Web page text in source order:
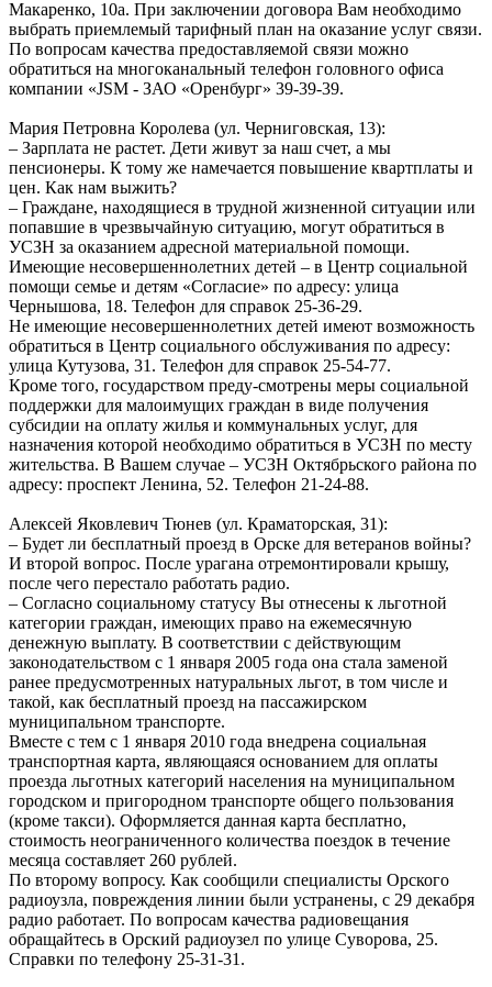
Макаренко, 10а. При заключении договора Вам необходимо
выбрать приемлемый тарифный план на оказание услуг связи.
По вопросам качества предоставляемой связи можно
обратиться на многоканальный телефон головного офиса
компании «JSM - ЗАО «Оренбург» 39-39-39.
Мария Петровна Королева (ул. Черниговская, 13):
– Зарплата не растет. Дети живут за наш счет, а мы
пенсионеры. К тому же намечается повышение квартплаты и
цен. Как нам выжить?
– Граждане, находящиеся в трудной жизненной ситуации или
попавшие в чрезвычайную ситуацию, могут обратиться в
УСЗН за оказанием адресной материальной помощи.
Имеющие несовершеннолетних детей – в Центр социальной
помощи семье и детям «Согласие» по адресу: улица
Чернышова, 18. Телефон для справок 25-36-29.
Не имеющие несовершеннолетних детей имеют возможность
обратиться в Центр социального обслуживания по адресу:
улица Кутузова, 31. Телефон для справок 25-54-77.
Кроме того, государством преду-смотрены меры социальной
поддержки для малоимущих граждан в виде получения
субсидии на оплату жилья и коммунальных услуг, для
назначения которой необходимо обратиться в УСЗН по месту
жительства. В Вашем случае – УСЗН Октябрьского района по
адресу: проспект Ленина, 52. Телефон 21-24-88.
Алексей Яковлевич Тюнев (ул. Краматорская, 31):
– Будет ли бесплатный проезд в Орске для ветеранов войны?
И второй вопрос. После урагана отремонтировали крышу,
после чего перестало работать радио.
– Согласно социальному статусу Вы отнесены к льготной
категории граждан, имеющих право на ежемесячную
денежную выплату. В соответствии с действующим
законодательством с 1 января 2005 года она стала заменой
ранее предусмотренных натуральных льгот, в том числе и
такой, как бесплатный проезд на пассажирском
муниципальном транспорте.
Вместе с тем с 1 января 2010 года внедрена социальная
транспортная карта, являющаяся основанием для оплаты
проезда льготных категорий населения на муниципальном
городском и пригородном транспорте общего пользования
(кроме такси). Оформляется данная карта бесплатно,
стоимость неограниченного количества поездок в течение
месяца составляет 260 рублей.
По второму вопросу. Как сообщили специалисты Орского
радиоузла, повреждения линии были устранены, с 29 декабря
радио работает. По вопросам качества радиовещания
обращайтесь в Орский радиоузел по улице Суворова, 25.
Справки по телефону 25-31-31.